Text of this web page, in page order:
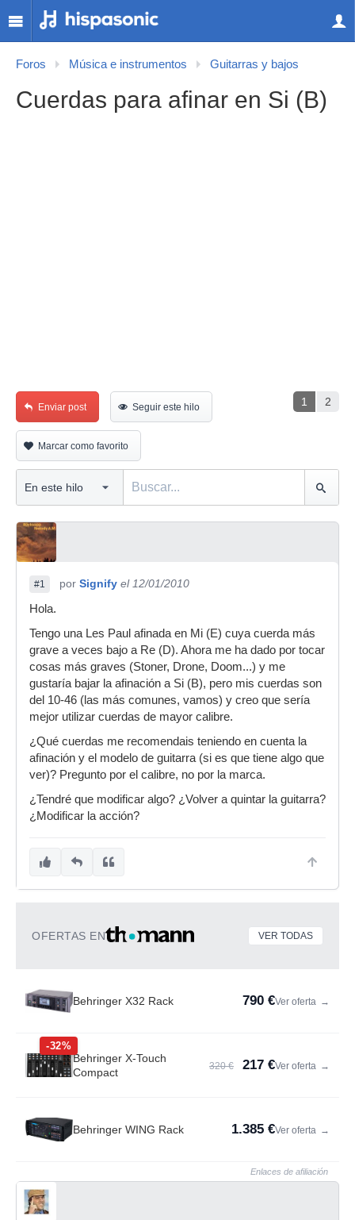
Foros Música e instrumentos Guitarras y bajos
Cuerdas para afinar en Si (B)
1 2
Enviar post Seguir este hilo
Marcar como favorito
#1 por Signify el 12/01/2010
Hola.
Tengo una Les Paul afinada en Mi (E) cuya cuerda más
grave a veces bajo a Re (D). Ahora me ha dado por tocar
cosas más graves (Stoner, Drone, Doom...) y me
gustaría bajar la afinación a Si (B), pero mis cuerdas son
del 10-46 (las más comunes, vamos) y creo que sería
mejor utilizar cuerdas de mayor calibre.
¿Qué cuerdas me recomendais teniendo en cuenta la
afinación y el modelo de guitarra (si es que tiene algo que
ver)? Pregunto por el calibre, no por la marca.
¿Tendré que modificar algo? ¿Volver a quintar la guitarra?
¿Modificar la acción?
OFERTAS EN VER TODAS
Behringer X32 Rack 790 €Ver oferta →
-32%
Behringer X-Touch
Compact
320 € 217 €Ver oferta →
Behringer WING Rack 1.385 €Ver oferta →
Enlaces de afiliación